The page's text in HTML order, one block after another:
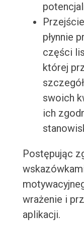
płynnie
części
której
swoich
ich
Postępując
wrażenie i
aplikacji.